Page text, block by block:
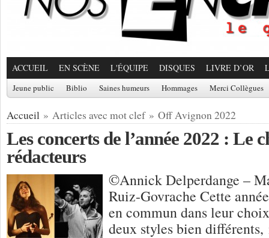
ACCUEIL EN SCÈNE L'ÉQUIPE DISQUES LIVRE D’OR
Jeune public Biblio Saines humeurs Hommages Merci Collègues
Accueil » Articles avec mot clef » Off Avignon 2022
Les concerts de l’année 2022 : Le
rédacteurs
©Annick Delperdange –
Ruiz-Govrache Cette
en commun dans leur
deux styles bien